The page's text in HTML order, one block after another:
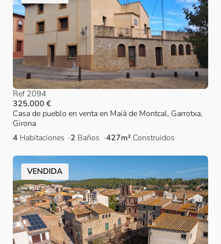
Ref 2094
325.000 €
Casa de pueblo en venta en Maià de Montcal, Garrotxa,
Girona
4 Habitaciones 2 Baños 427m² Construidos
VENDIDA